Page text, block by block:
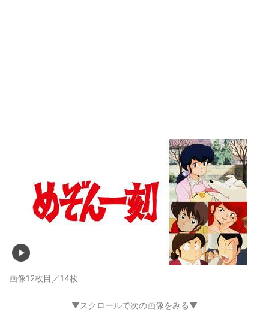
画像12枚目／14枚
▼スクロールで次の画像をみる▼